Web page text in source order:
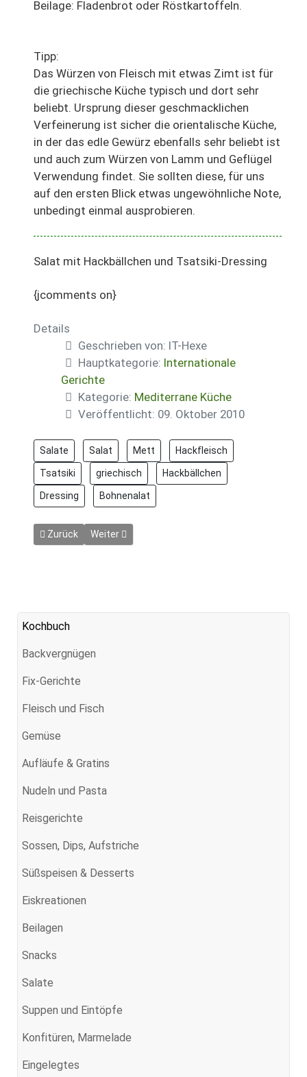
Beilage: Fladenbrot oder Röstkartoffeln.
Tipp:
Das Würzen von Fleisch mit etwas Zimt ist für
die griechische Küche typisch und dort sehr
beliebt. Ursprung dieser geschmacklichen
Verfeinerung ist sicher die orientalische Küche,
in der das edle Gewürz ebenfalls sehr beliebt ist
und auch zum Würzen von Lamm und Geflügel
Verwendung findet. Sie sollten diese, für uns
auf den ersten Blick etwas ungewöhnliche Note,
unbedingt einmal ausprobieren.
Salat mit Hackbällchen und Tsatsiki-Dressing
{jcomments on}
Details
Geschrieben von: IT-Hexe
Hauptkategorie: Internationale
Gerichte
Kategorie: Mediterrane Küche
Veröffentlicht: 09. Oktober 2010
Salate Salat Mett Hackfleisch
Tsatsiki griechisch Hackbällchen
Dressing Bohnenalat
Vorheriger Beitrag: Ouzo-Pfanne
Zurück Nächster Beitrag: Sesampfannkuchen nach
Weiter
Kochbuch
Backvergnügen
Fix-Gerichte
Fleisch und Fisch
Gemüse
Aufläufe & Gratins
Nudeln und Pasta
Reisgerichte
Sossen, Dips, Aufstriche
Süßspeisen & Desserts
Eiskreationen
Beilagen
Snacks
Salate
Suppen und Eintöpfe
Konfitüren, Marmelade
Eingelegtes